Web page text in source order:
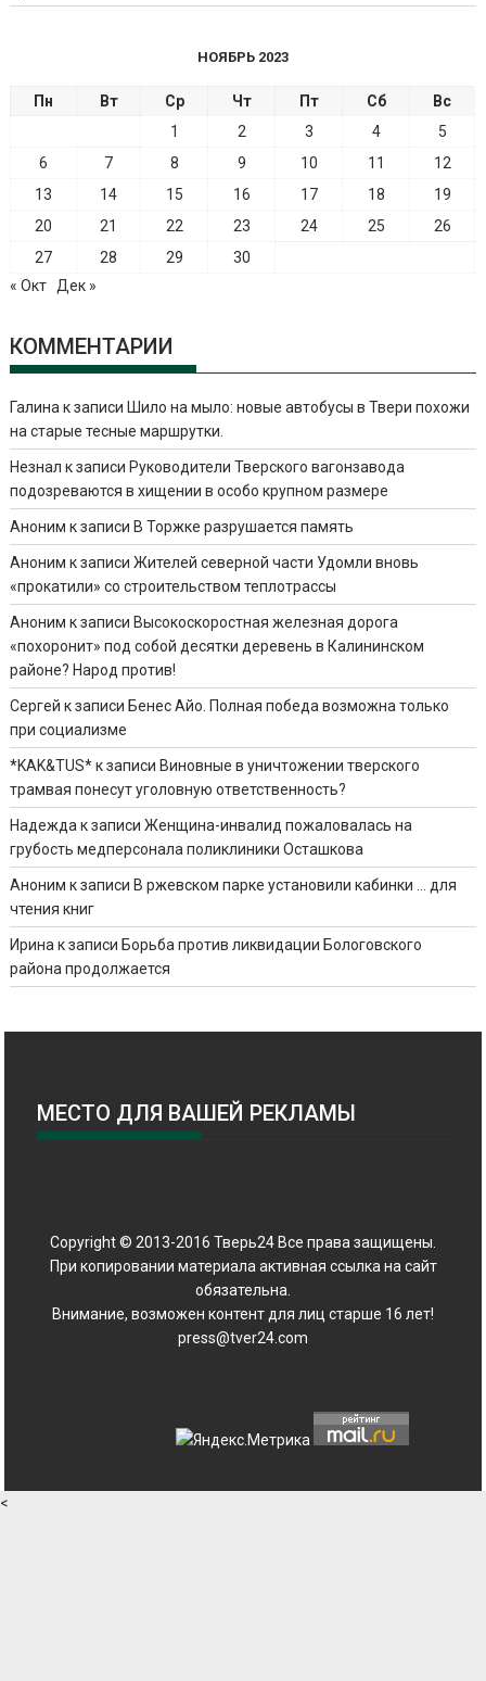
НОЯБРЬ 2023
Пн Вт Ср Чт Пт Сб
Вс
1
2 3 4
5
6
7 8 9 10 11
12
13
14 15 16 17 18
19
20
21 22 23 24 25
26
27
28 29
30
« Окт
Дек »
КОММЕНТАРИИ
Галина к записи Шило на мыло: новые автобусы в Твери похожи
на старые тесные маршрутки.
Незнал к записи Руководители Тверского вагонзавода
подозреваются в хищении в особо крупном размере
Аноним к записи В Торжке разрушается память
Аноним к записиЖителей северной части Удомли вновь
«прокатили» со строительством теплотрассы
Аноним к записи Высокоскоростная железная дорога
«похоронит» под собой десятки деревень в Калининском
районе? Народ против!
Сергей к записи Бенес Айо. Полная победа возможна только
при социализме
*KAK&TUS*к записи Виновные в уничтожении тверского
трамвая понесут уголовную ответственность?
Надежда к записиЖенщина-инвалид пожаловалась на
грубость медперсонала поликлиники Осташкова
Аноним к записи В ржевском парке установили кабинки … для
чтения книг
Ирина к записи Борьба против ликвидации Бологовского
района продолжается
МЕСТО ДЛЯ ВАШЕЙ РЕКЛАМЫ
Copyright © 2013-2016 Тверь24 Все права защищены.
При копировании материала активная ссылка на сайт
обязательна.
Внимание, возможен контент для лиц старше 16 лет!
press@tver24.com
<